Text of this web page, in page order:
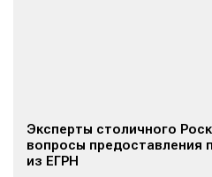
Эксперты столичного
вопросы предоставления
из ЕГРН